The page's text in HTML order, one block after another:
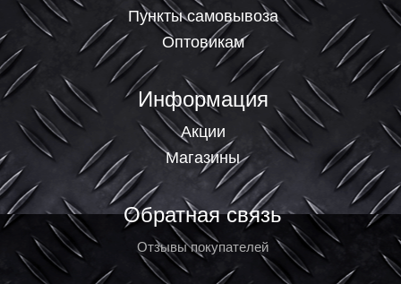
Пункты самовывоза
Оптовикам
Информация
Акции
Магазины
Обратная связь
Отзывы покупателей